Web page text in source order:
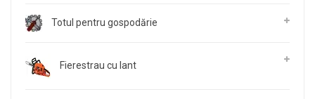
Totul pentru gospodărie
Fierestrau cu lant